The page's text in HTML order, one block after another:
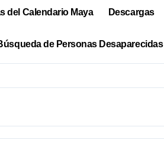
del Calendario Maya Descargas
de Personas Desaparecidas